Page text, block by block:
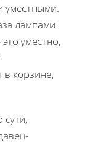
уместными.
лампами
уместно,
в корзине,